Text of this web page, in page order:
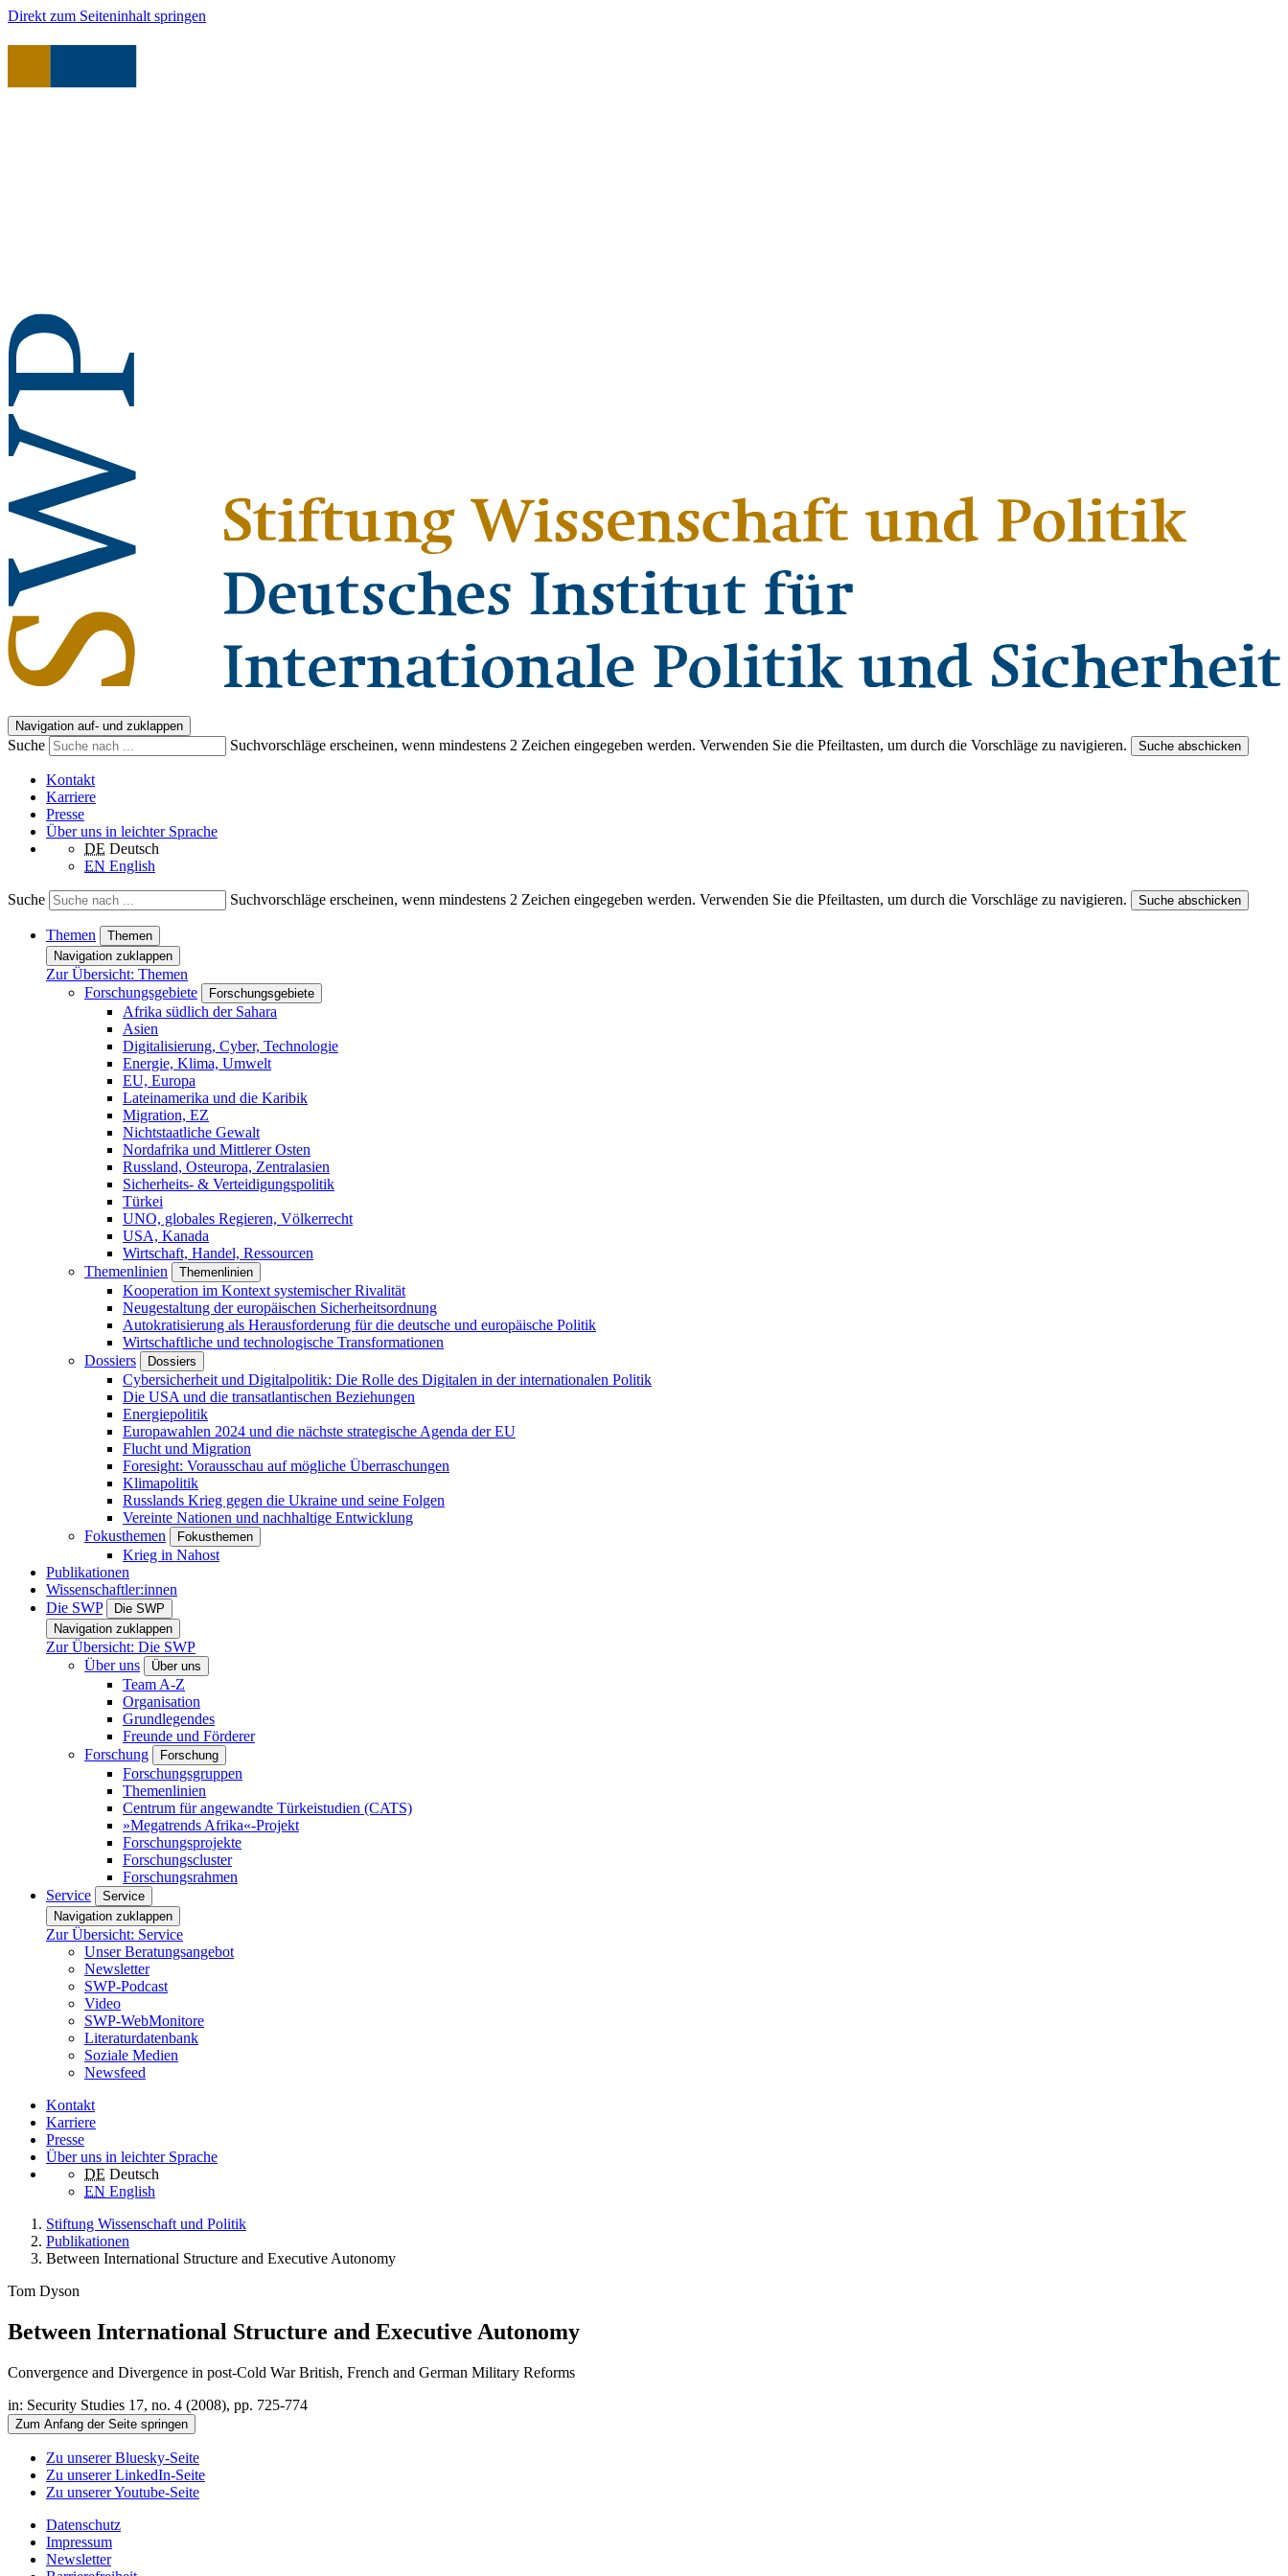
Direkt zum Seiteninhalt springen
Navigation auf- und zuklappen
Suche Suchvorschläge erscheinen, wenn mindestens 2 Zeichen eingegeben werden. Verwenden Sie die Pfeiltasten, um durch die Vorschläge zu navigieren. Suche abschicken
Kontakt
Karriere
Presse
Über uns in leichter Sprache
DE Deutsch
EN English
Suche Suchvorschläge erscheinen, wenn mindestens 2 Zeichen eingegeben werden. Verwenden Sie die Pfeiltasten, um durch die Vorschläge zu navigieren. Suche abschicken
Themen
Themen
Navigation zuklappen
Zur Übersicht: Themen
Forschungsgebiete
Forschungsgebiete
Afrika südlich der Sahara
Asien
Digitalisierung, Cyber, Technologie
Energie, Klima, Umwelt
EU, Europa
Lateinamerika und die Karibik
Migration, EZ
Nichtstaatliche Gewalt
Nordafrika und Mittlerer Osten
Russland, Osteuropa, Zentralasien
Sicherheits- & Verteidigungspolitik
Türkei
UNO, globales Regieren, Völkerrecht
USA, Kanada
Wirtschaft, Handel, Ressourcen
Themenlinien
Themenlinien
Kooperation im Kontext systemischer Rivalität
Neugestaltung der europäischen Sicherheitsordnung
Autokratisierung als Herausforderung für die deutsche und europäische Politik
Wirtschaftliche und technologische Transformationen
Dossiers
Dossiers
Cybersicherheit und Digitalpolitik: Die Rolle des Digitalen in der internationalen Politik
Die USA und die transatlantischen Beziehungen
Energiepolitik
Europawahlen 2024 und die nächste strategische Agenda der EU
Flucht und Migration
Foresight: Vorausschau auf mögliche Überraschungen
Klimapolitik
Russlands Krieg gegen die Ukraine und seine Folgen
Vereinte Nationen und nachhaltige Entwicklung
Fokusthemen
Fokusthemen
Krieg in Nahost
Publikationen
Wissenschaftler:innen
Die SWP
Die SWP
Navigation zuklappen
Zur Übersicht: Die SWP
Über uns
Über uns
Team A-Z
Organisation
Grundlegendes
Freunde und Förderer
Forschung
Forschung
Forschungsgruppen
Themenlinien
Centrum für angewandte Türkeistudien (CATS)
»Megatrends Afrika«-Projekt
Forschungsprojekte
Forschungscluster
Forschungsrahmen
Service
Service
Navigation zuklappen
Zur Übersicht: Service
Unser Beratungsangebot
Newsletter
SWP-Podcast
Video
SWP-WebMonitore
Literaturdatenbank
Soziale Medien
Newsfeed
Kontakt
Karriere
Presse
Über uns in leichter Sprache
DE Deutsch
EN English
Stiftung Wissenschaft und Politik
Publikationen
Between International Structure and Executive Autonomy
Tom Dyson
Between International Structure and Executive Autonomy
Convergence and Divergence in post-Cold War British, French and German Military Reforms
in: Security Studies 17, no. 4 (2008), pp. 725-774
Zum Anfang der Seite springen
Zu unserer Bluesky-Seite
Zu unserer LinkedIn-Seite
Zu unserer Youtube-Seite
Datenschutz
Impressum
Newsletter